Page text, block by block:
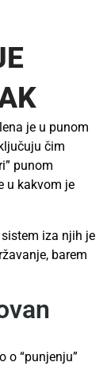
je u punom
čim
punom
u kakvom je
iza njih je
barem
o “punjenju”